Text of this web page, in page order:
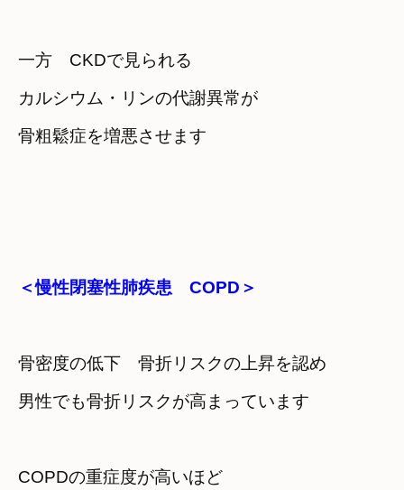
一方　CKDで見られる
カルシウム・リンの代謝異常が
骨粗鬆症を増悪させます
＜慢性閉塞性肺疾患　COPD＞
骨密度の低下　骨折リスクの上昇を認め
男性でも骨折リスクが高まっています
COPDの重症度が高いほど